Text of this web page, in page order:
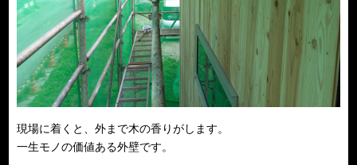
現場に着くと、外まで木の香りがします。
一生モノの価値ある外壁です。